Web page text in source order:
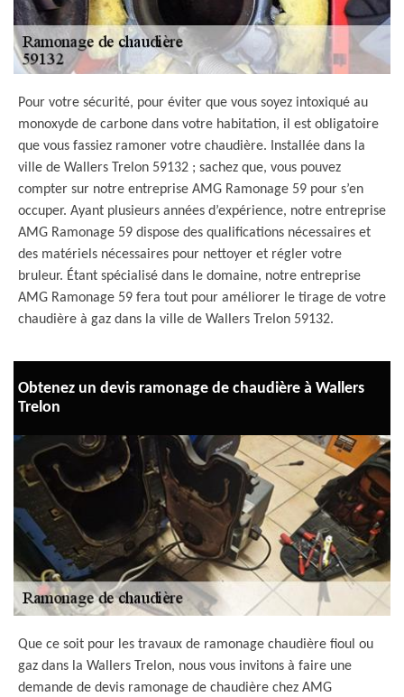
Pour votre sécurité, pour éviter que vous soyez intoxiqué au
monoxyde de carbone dans votre habitation, il est obligatoire
que vous fassiez ramoner votre chaudière. Installée dans la
ville de Wallers Trelon 59132 ; sachez que, vous pouvez
compter sur notre entreprise AMG Ramonage 59 pour s’en
occuper. Ayant plusieurs années d’expérience, notre entreprise
AMG Ramonage 59 dispose des qualifications nécessaires et
des matériels nécessaires pour nettoyer et régler votre
bruleur. Étant spécialisé dans le domaine, notre entreprise
AMG Ramonage 59 fera tout pour améliorer le tirage de votre
chaudière à gaz dans la ville de Wallers Trelon 59132.
Obtenez un devis ramonage de chaudière à Wallers
Trelon
Que ce soit pour les travaux de ramonage chaudière fioul ou
gaz dans la Wallers Trelon, nous vous invitons à faire une
demande de devis ramonage de chaudière chez AMG